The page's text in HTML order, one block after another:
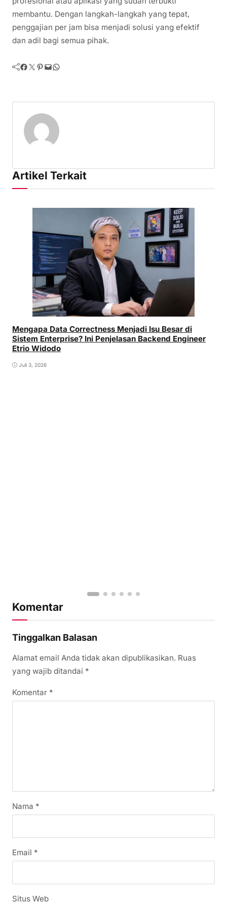
membantu. Dengan langkah-langkah yang tepat,
penggajian per jam bisa menjadi solusi yang efektif
dan adil bagi semua pihak.
Facebook Twitter Pinterest Mail WhatsApp
Artikel Terkait
Mengapa Data Correctness Menjadi Isu Besar di
Sistem Enterprise? Ini Penjelasan Backend Engineer
Etrio Widodo
Juli 3, 2026
Komentar
Tinggalkan Balasan
Alamat email Anda tidak akan dipublikasikan. Ruas
yang wajib ditandai *
Komentar *
Nama *
Email *
Situs Web